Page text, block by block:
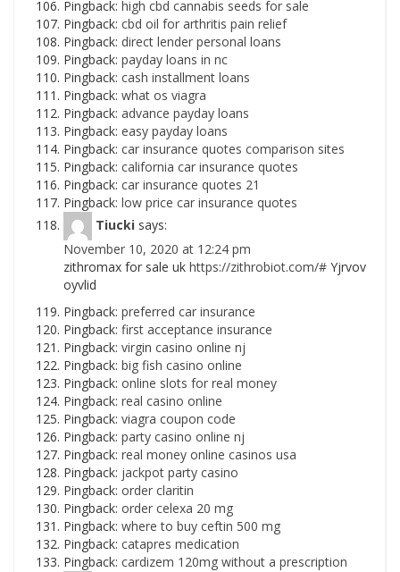
Pingback: high cbd cannabis seeds for sale
Pingback: cbd oil for arthritis pain relief
Pingback: direct lender personal loans
Pingback: payday loans in nc
Pingback: cash installment loans
Pingback: what os viagra
Pingback: advance payday loans
Pingback: easy payday loans
Pingback: car insurance quotes comparison sites
Pingback: california car insurance quotes
Pingback: car insurance quotes 21
Pingback: low price car insurance quotes
Tiucki says:
November 10, 2020 at 12:24 pm
zithromax for sale uk https://zithrobiot.com/# Yjrvov
oyvlid
Pingback: preferred car insurance
Pingback: first acceptance insurance
Pingback: virgin casino online nj
Pingback: big fish casino online
Pingback: online slots for real money
Pingback: real casino online
Pingback: viagra coupon code
Pingback: party casino online nj
Pingback: real money online casinos usa
Pingback: jackpot party casino
Pingback: order claritin
Pingback: order celexa 20 mg
Pingback: where to buy ceftin 500 mg
Pingback: catapres medication
Pingback: cardizem 120mg without a prescription